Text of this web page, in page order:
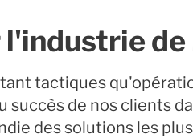
de
tactiques
de nos clients
des solutions les